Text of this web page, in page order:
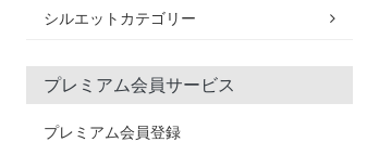
シルエットカテゴリー
プレミアム会員サービス
プレミアム会員登録